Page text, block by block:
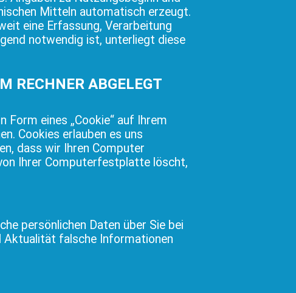
Mitteln automatisch erzeugt.
eine Erfassung, Verarbeitung
notwendig ist, unterliegt diese
RECHNER ABGELEGT
Form eines „Cookie“ auf Ihrem
Cookies erlauben es uns
dass wir Ihren Computer
Ihrer Computerfestplatte löscht,
persönlichen Daten über Sie bei
Aktualität falsche Informationen